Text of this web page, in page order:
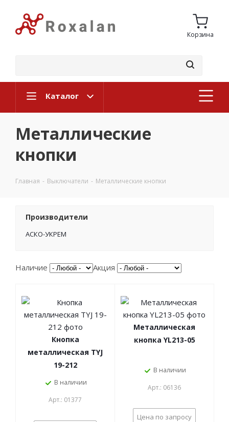
Корзина
Каталог
Металлические
кнопки
Главная - Выключатели - Металлические кнопки
Производители
АСКО-УКРЕМ
Наличие Акция
Кнопка
металлическая TYJ
19-212
В наличии
Арт.: 01377
Металлическая
кнопка YL213-05
В наличии
Арт.: 06136
Цена по запросу